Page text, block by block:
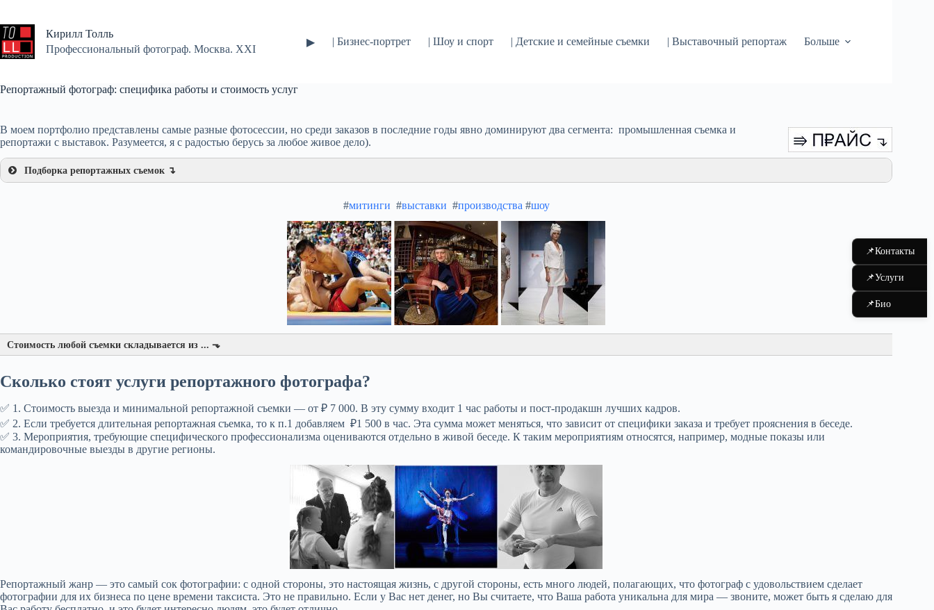
сути
Кирилл Толль
Профессиональный фотограф. Москва. XXI
▶ | Бизнес-портрет | Шоу и спорт | Детские и семейные съемки | Выставочный репортаж Больше
Репортажный фотограф: специфика работы и стоимость услуг
В моем портфолио представлены самые разные фотосессии, но среди заказов в последние годы явно доминируют два сегмента: промышленная съемка и
репортажи с выставок. Разумеется, я с радостью берусь за любое живое дело).
Подборка репортажных съемок ↴
Фотосъемка заводов и производств в Москве
Профессиональная производственная съемка в Москве и Московской области —
это возможность показать масштаб вашего бизнеса. Как опытный промышленный
фотограф, я создаю качественный...
Фотограф на выставочный стенд в Москве
В Москве огромное количество выставок. «Крокус-Экспо» и «Экспоцентр»
принимают события круглый год. Задача фотографа — дать заказчику
работающий визуальный инструмент: для отчётов...
#митинги #выставки #производства #шоу
Стоимость любой съемки складывается из ... ⬎
Сколько стоят услуги репортажного фотографа?
✅ 1. Стоимость выезда и минимальной репортажной съемки — от ₽ 7 000. В эту сумму входит 1 час работы и пост-продакшн лучших кадров.
✅ 2. Если требуется длительная репортажная съемка, то к п.1 добавляем ₽1 500 в час. Эта сумма может меняться, что зависит от специфики заказа и требует прояснения в беседе.
✅ 3. Мероприятия, требующие специфического профессионализма оцениваются отдельно в живой беседе. К таким мероприятиям относятся, например, модные показы или
командировочные выезды в другие регионы.
Репортажный жанр — это самый сок фотографии: с одной стороны, это настоящая жизнь, с другой стороны, есть много людей, полагающих, что фотограф с удовольствием сделает
фотографии для их бизнеса по цене времени таксиста. Это не правильно. Если у Вас нет денег, но Вы считаете, что Ваша работа уникальна для мира — звоните, может быть я сделаю для
📌Контакты
📌Услуги
📌Био